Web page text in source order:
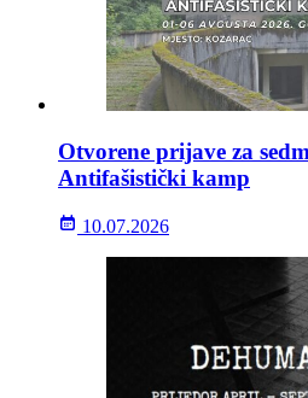
Otvorene prijave za
Antifašistički kamp
10.07.2026